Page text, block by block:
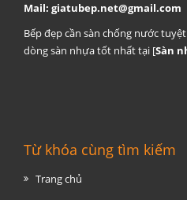
Mail: giatubep.net@gmail.com
Bếp đẹp cần sàn chống nước
dòng sàn nhựa tốt nhất tại [Sàn
Từ khóa cùng tìm kiếm
Trang chủ